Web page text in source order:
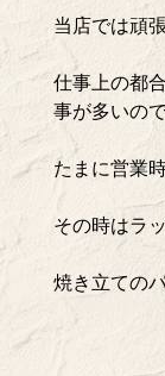
当店では頑
仕事上の都
事が多いの
たまに営業
その時はラ
焼き立ての